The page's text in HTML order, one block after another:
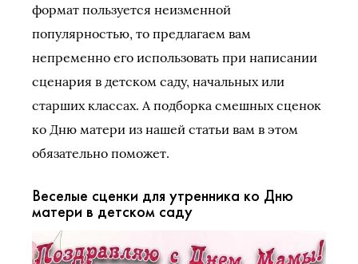
формат пользуется неизменной
популярностью, то предлагаем вам
непременно его использовать при написании
сценария в детском саду, начальных или
старших классах. А подборка смешных сценок
ко Дню матери из нашей статьи вам в этом
обязательно поможет.
Веселые сценки для утренника ко Дню
матери в детском саду